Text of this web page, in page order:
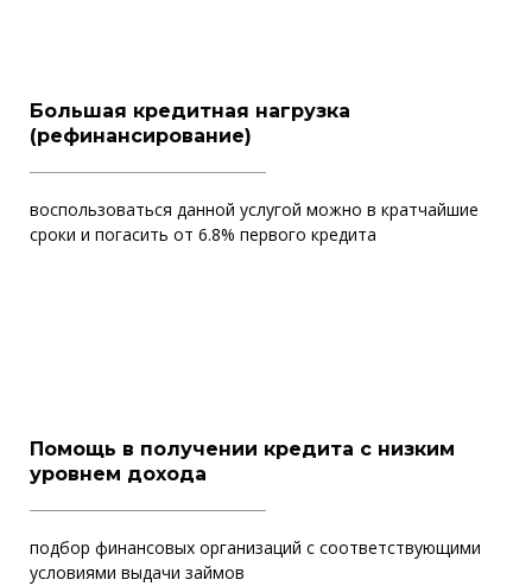
Большая кредитная нагрузка
(рефинансирование)
воспользоваться данной услугой можно в кратчайшие
сроки и погасить от 6.8% первого кредита
Помощь в получении кредита с низким
уровнем дохода
подбор финансовых организаций с соответствующими
условиями выдачи займов